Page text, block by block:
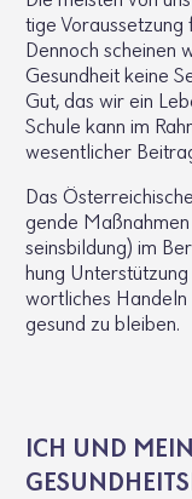
tige Voraus­set­zung
Dennoch scheinen
Gesund­heit keine
Gut, das wir ein
Schule kann im
wesent­li­cher
Das
gende
seins­bil­dung) im
hung
wort­li­ches
gesund zu bleiben.
ICH UND